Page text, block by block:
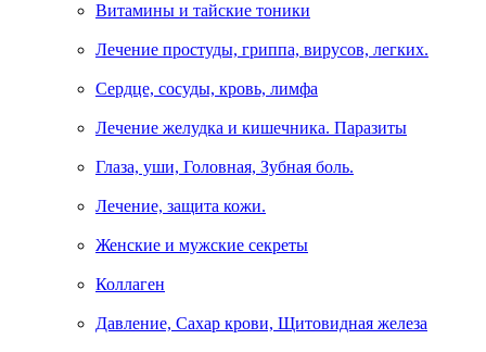
Витамины и тайские тоники
Лечение простуды, гриппа, вирусов, легких.
Сердце, сосуды, кровь, лимфа
Лечение желудка и кишечника. Паразиты
Глаза, уши, Головная, Зубная боль.
Лечение, защита кожи.
Женские и мужские секреты
Коллаген
Давление, Сахар крови, Щитовидная железа